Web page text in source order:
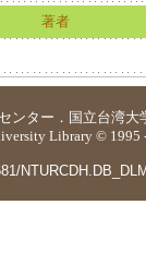
著者
ンター ． 国立台湾大
Library © 1995